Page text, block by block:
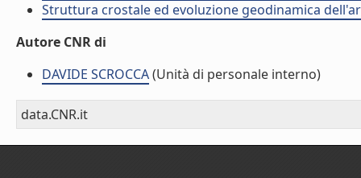
Struttura crostale ed evoluzione geodinamica
Autore CNR di
DAVIDE SCROCCA(Unità di personale interno)
data.CNR.it